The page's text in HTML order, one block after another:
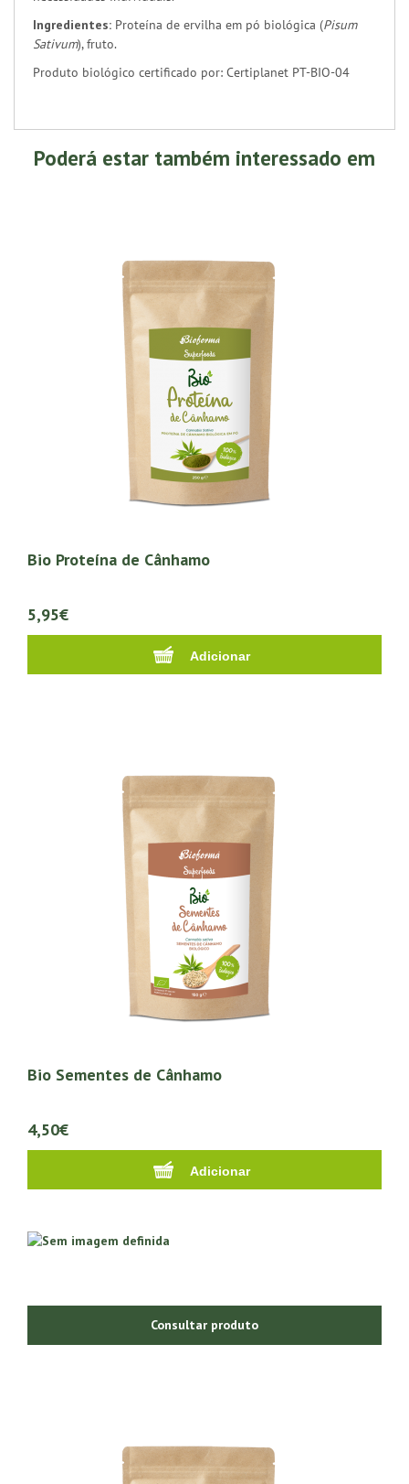
Ingredientes: Proteína de ervilha em pó biológica (Pisum
Sativum), fruto.
Produto biológico certificado por: Certiplanet PT-BIO-04
Poderá estar também interessado em
Bio Proteína de Cânhamo
5,95€
Bio Sementes de Cânhamo
4,50€
Consultar produto